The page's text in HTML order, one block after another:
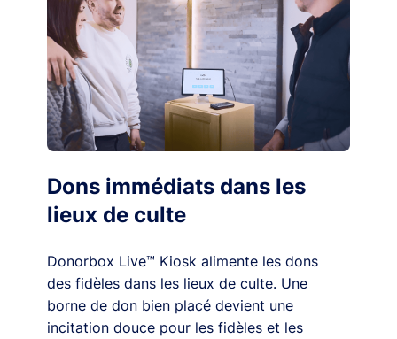
Dons immédiats dans les
lieux de culte
Donorbox Live™ Kiosk alimente les dons
des fidèles dans les lieux de culte. Une
borne de don bien placé devient une
incitation douce pour les fidèles et les